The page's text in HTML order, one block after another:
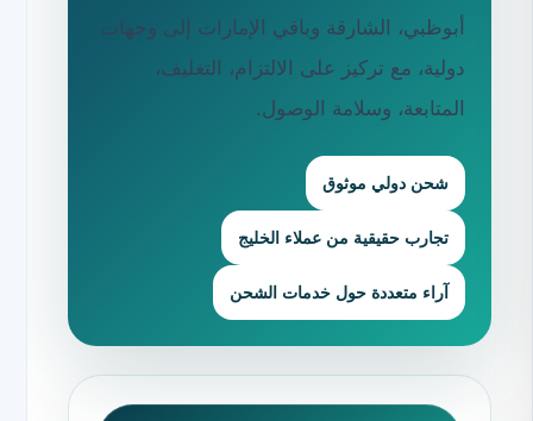
أبوظبي، الشارقة وباقي الإمارات إلى وجهات
دولية، مع تركيز على الالتزام، التغليف،
المتابعة، وسلامة الوصول.
شحن دولي موثوق
تجارب حقيقية من عملاء الخليج
آراء متعددة حول خدمات الشحن